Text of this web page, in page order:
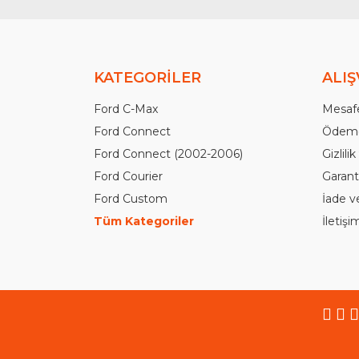
KATEGORİLER
Ford C-Max
Ford Connect
Ford Connect (2002-2006)
Ford Courier
Ford Custom
Tüm Kategoriler
İade